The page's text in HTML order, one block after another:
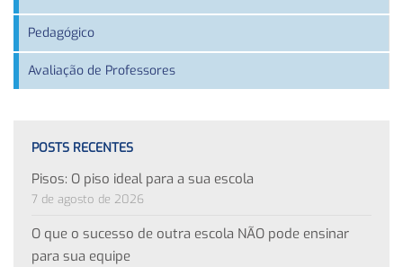
Pedagógico
Avaliação de Professores
POSTS RECENTES
Pisos: O piso ideal para a sua escola
7 de agosto de 2026
O que o sucesso de outra escola NÃO pode ensinar
para sua equipe